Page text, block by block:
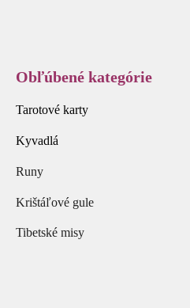
Obľúbené kategórie
Tarotové karty
Kyvadlá
Runy
Krištáľové gule
Tibetské misy